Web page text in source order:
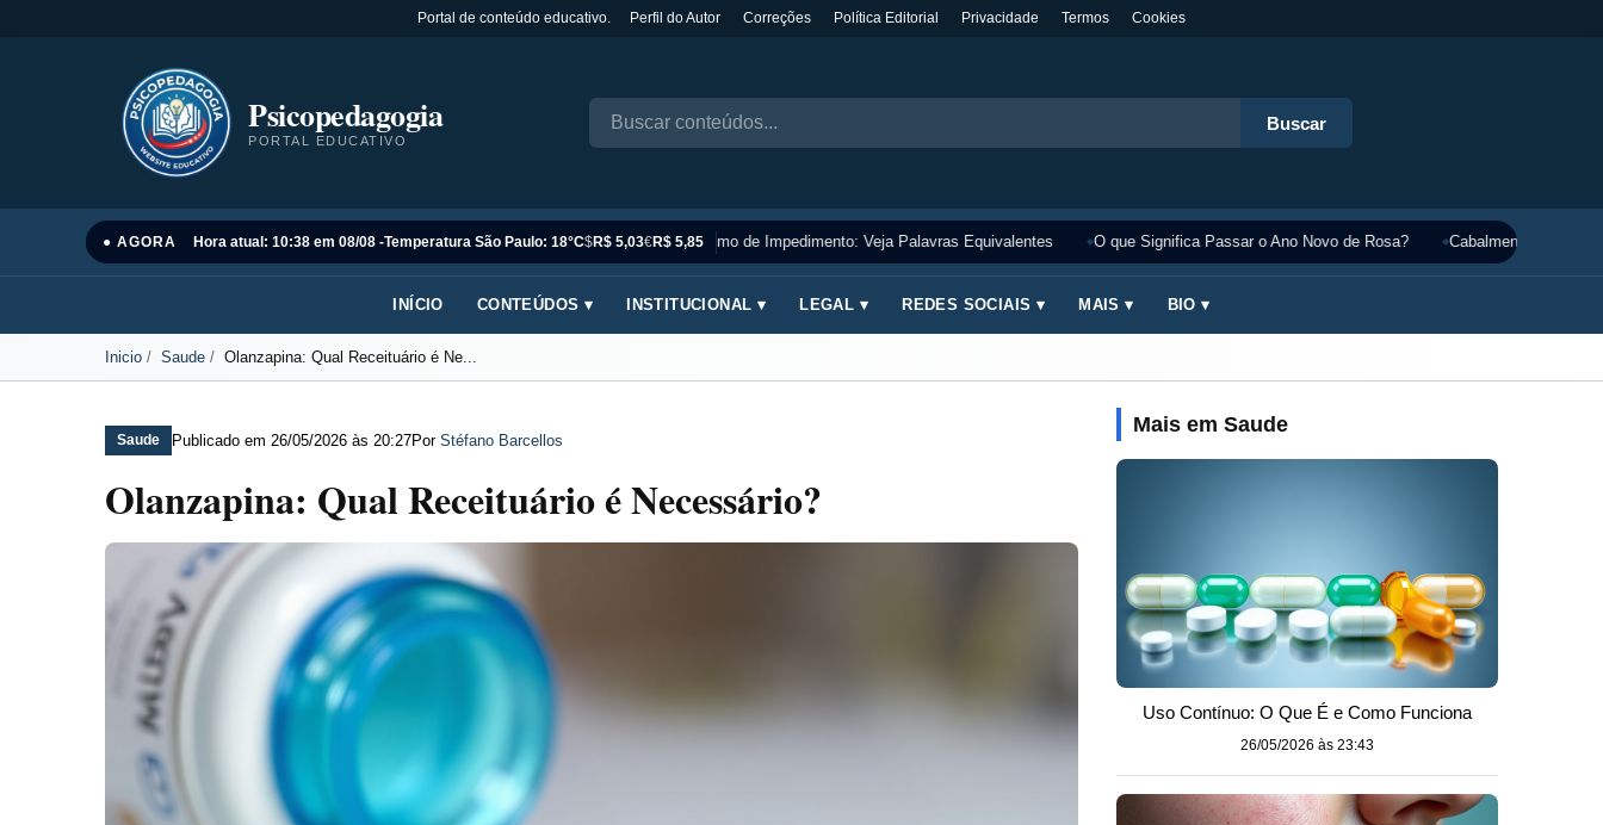
Portal de conteúdo educativo. Perfil do Autor Correções Política Editorial Privacidade Termos Cookies
Psicopedagogia
PORTAL EDUCATIVO
Buscar
● AGORA Hora atual: 10:38 em 08/08 -Temperatura São Paulo: 18°C$R$ 5,03€R$ 5,85
Sinônimo de Impedimento: Veja Palavras Equivalentes O que Significa Passar o Ano Novo de Rosa? Cabalmente
INÍCIO CONTEÚDOS ▾ INSTITUCIONAL ▾ LEGAL ▾ REDES SOCIAIS ▾ MAIS ▾ BIO ▾
Inicio Saude Olanzapina: Qual Receituário é Ne...
Saude Publicado em 26/05/2026 às 20:27Por Stéfano Barcellos
Olanzapina: Qual Receituário é Necessário?
Mais em Saude
Uso Contínuo: O Que É e Como Funciona
26/05/2026 às 23:43